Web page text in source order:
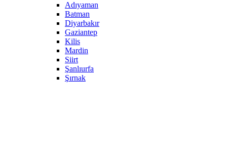
Adıyaman
Batman
Diyarbakır
Gaziantep
Kilis
Mardin
Siirt
Şanlıurfa
Şırnak